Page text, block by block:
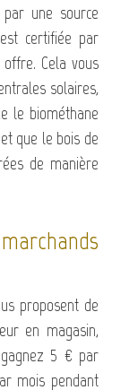
une source
certifiée par
Cela vous
solaires,
le biométhane
que le bois de
de manière
proposent de
en magasin,
5 € par
mois pendant